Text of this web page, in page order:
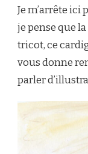
Je m’arrête
je pense que
tricot, ce
vous donne
parler